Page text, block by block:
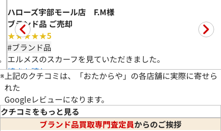
藤が丘駅前店 Y様
ブランド品 ご売却
★★★★★5
#ブランド品
今回初めて伺わせていただきました。
担当の続きを読む
※上記のクチコミは、「おたからや」の各店舗に実際に寄せら
れた
Googleレビューになります。
クチコミをもっと見る
ブランド品買取専門査定員からのご挨拶